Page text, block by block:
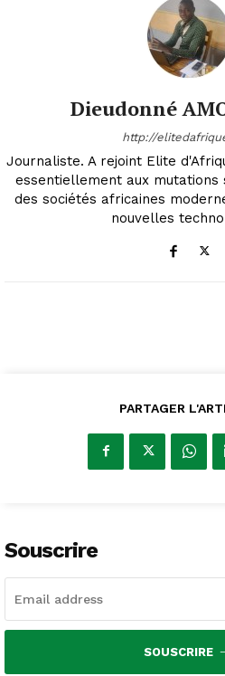
Dieudonné
http://
Journaliste. A rejoint Elite
essentiellement aux mutations
des sociétés africaines
nouvelles
PARTAGER
Souscrire
SOUSCRIRE